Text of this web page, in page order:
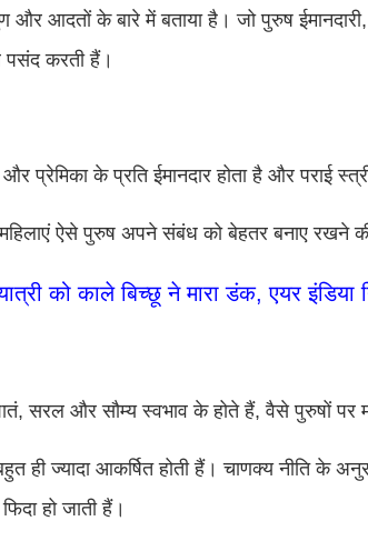
आदतों के बारे में बताया है। जो पुरुष
पसंद करती हैं।
प्रेमिका के प्रति ईमानदार होता है और पराई
ऐसे पुरुष अपने संबंध को बेहतर बनाए रखने
को काले बिच्छू ने मारा डंक, एयर इंडिया
सरल और सौम्य स्वभाव के होते हैं, वैसे पुरुषों पर
ही ज्यादा आकर्षित होती हैं। चाणक्य नीति के
हो जाती हैं।